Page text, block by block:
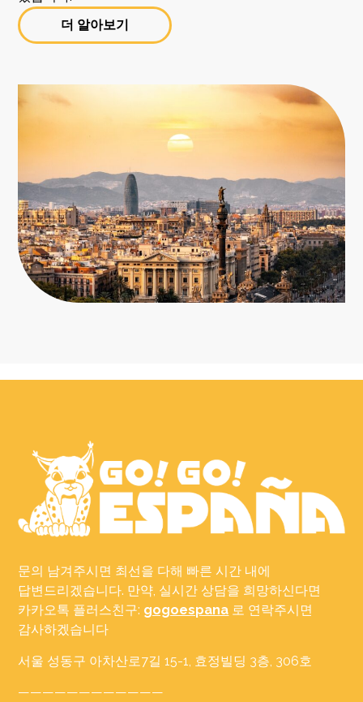
더 알아보기
문의 남겨주시면 최선을 다해 빠른 시간 내에
답변드리겠습니다. 만약, 실시간 상담을 희망하신다면
카카오톡 플러스친구: gogoespana 로 연락주시면
감사하겠습니다
서울 성동구 아차산로7길 15-1, 효정빌딩 3층, 306호
————————————